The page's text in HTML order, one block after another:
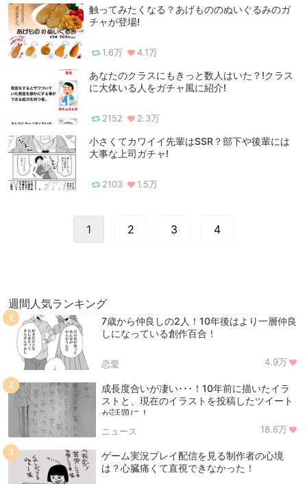
触ってみたくなる？あげもののぬいぐるみのガ
チャが登場!
1.6万 4.1万
あなたのクラスにもきっと数人はいた？!クラス
に大体いる人をガチャ風に紹介!
2152 2.3万
小さくてカワイイ先輩はSSR？部下や後輩には
大事な上司ガチャ!
2103 1.5万
1 2 3 4
週間人気ランキング
7歳から仲良しの2人！10年後はより一層仲良
しになっている創作百合！
恋愛 4.9万
1
成長度合いが凄い･･･！10年前に描いたイラ
ストと、現在のイラストを投稿したツイート
が話題に！
ニュース 18.6万
2
ゲーム実況プレイ配信を見る制作者の心境
は？心臓痛くて直視できなかった！
3